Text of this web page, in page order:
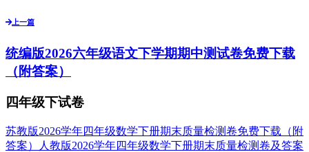
上一篇
统编版2026六年级语文下学期期中测试卷免费下载
（附答案）
四年级下试卷
苏教版2026学年四年级数学下册期末质量检测卷免费下载（附
答案）
人教版2026学年四年级数学下册期末质量检测卷及答案